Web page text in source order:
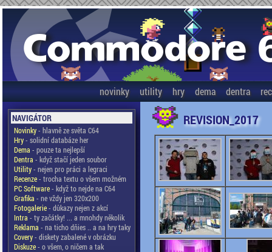
novinky utility hry dema dentra
NAVIGÁTOR
Novinky- hlavně ze světa C64
Hry- solidní databáze her
Dema - pouze ta nejlepší
Dentra - když stačí jeden soubor
Utility- nejen pro práci a legraci
Recenze- trocha textu o všem možném
PC Software- když to nejde na C64
Grafika - ne vždy jen 320x200
Fotogalerie- důkazy nejen z akcí
Intra - ty začátky! ... a mnohdy několik
Reklama - na ticho dňies .. a na hry taky
Covery- diskety zabalené v obrázku
Diskuze- o všem, o ničem a tak
REVISION_2017